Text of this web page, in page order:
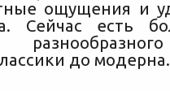
ощущения и
Сейчас есть
до модерна.